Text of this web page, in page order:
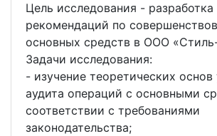
Цель исследования - разработка
рекомендаций по
основных средств в ООО
Задачи исследования:
- изучение теоретических основ
аудита операций с основными
соответствии с требованиями
законодательства;